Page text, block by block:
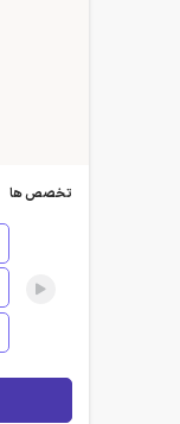
تخصص ها